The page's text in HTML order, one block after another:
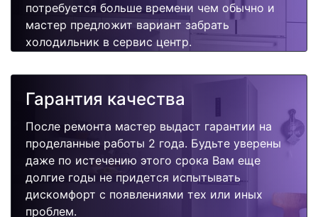
потребуется больше времени чем обычно и
мастер предложит вариант забрать
холодильник в сервис центр.
Гарантия качества
После ремонта мастер выдаст гарантии на
проделанные работы 2 года. Будьте уверены
даже по истечению этого срока Вам еще
долгие годы не придется испытывать
дискомфорт с появлениями тех или иных
проблем.